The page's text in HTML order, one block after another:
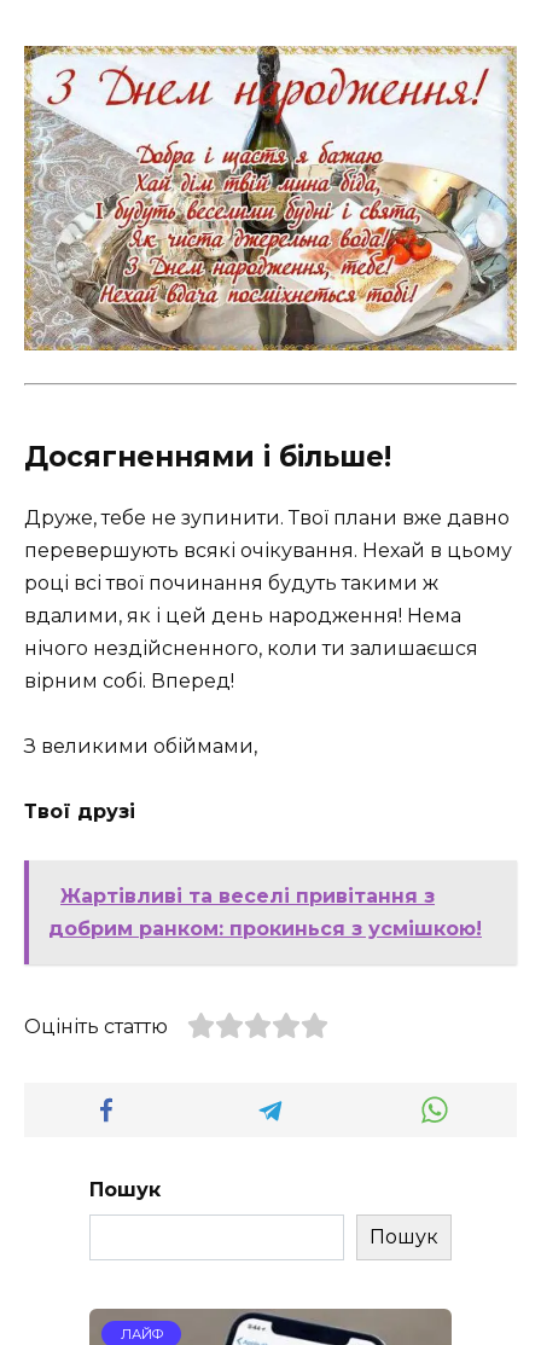
Досягненнями і більше!
Друже, тебе не зупинити. Твої плани вже давно
перевершують всякі очікування. Нехай в цьому
році всі твої починання будуть такими ж
вдалими, як і цей день народження! Нема
нічого нездійсненного, коли ти залишаєшся
вірним собі. Вперед!
З великими обіймами,
Твої друзі
Жартівливі та веселі привітання з
добрим ранком: прокинься з усмішкою!
Оцініть статтю
Пошук
Пошук
ЛАЙФ